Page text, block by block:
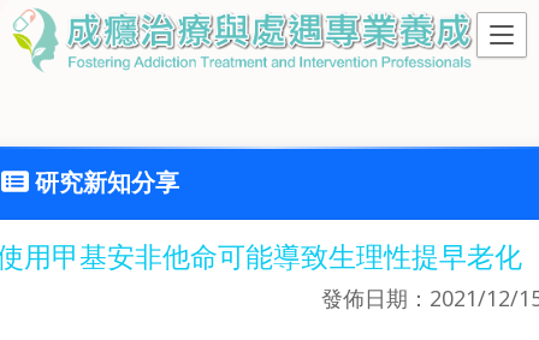
研究新知分享
用甲基安非他命可能導致生理性提早老化
發佈日期：2021/12/